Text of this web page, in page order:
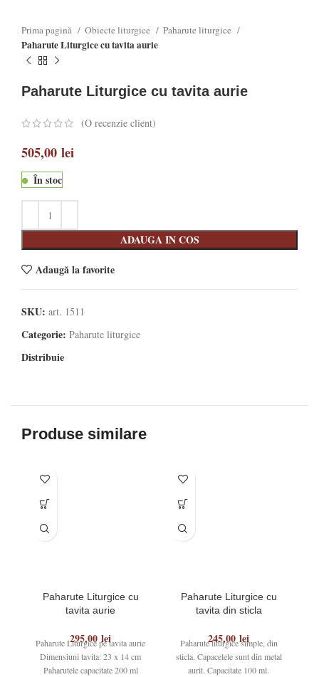
Prima pagină Obiecte liturgice Paharute liturgice
Paharute Liturgice cu tavita aurie
Paharute Liturgice cu tavita aurie
(O recenzie client)
505,00 lei
În stoc
ADAUGA IN COS
Adaugă la favorite
SKU: art. 1511
Categorie: Paharute liturgice
Distribuie
Produse similare
Paharute Liturgice cu
tavita aurie
295,00 lei
Paharute Liturgice pe tavita aurie
Dimensiuni tavita: 23 x 14 cm
Paharutele capacitate 200 ml
Paharute Liturgice cu
tavita din sticla
245,00 lei
Paharute liturgice simple, din
sticla. Capacelele sunt din metal
aurit. Capacitate 100 ml.